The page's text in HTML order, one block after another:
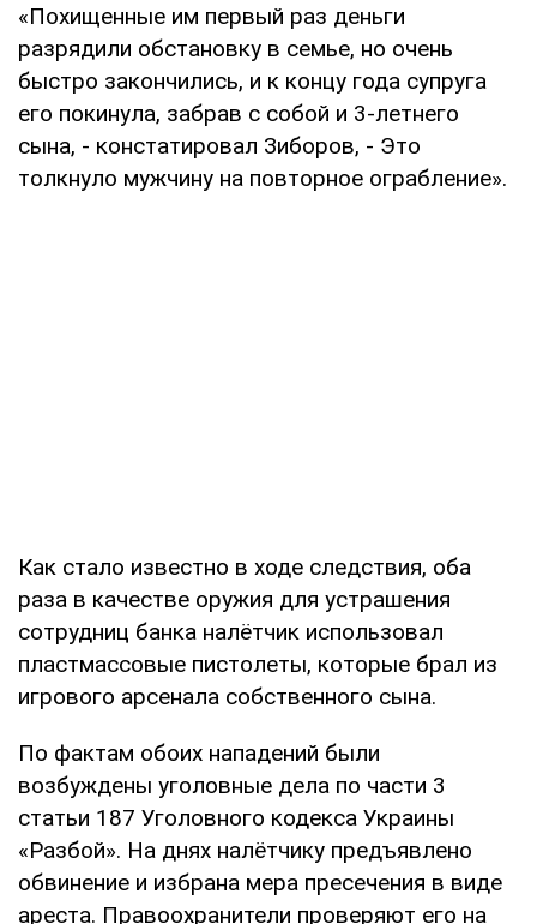
«Похищенные им первый раз деньги
разрядили обстановку в семье, но очень
быстро закончились, и к концу года супруга
его покинула, забрав с собой и 3-летнего
сына, - констатировал Зиборов, - Это
толкнуло мужчину на повторное ограбление».
Как стало известно в ходе следствия, оба
раза в качестве оружия для устрашения
сотрудниц банка налётчик использовал
пластмассовые пистолеты, которые брал из
игрового арсенала собственного сына.
По фактам обоих нападений были
возбуждены уголовные дела по части 3
статьи 187 Уголовного кодекса Украины
«Разбой». На днях налётчику предъявлено
обвинение и избрана мера пресечения в виде
ареста. Правоохранители проверяют его на